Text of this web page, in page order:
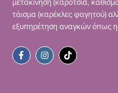
μετακίνηση (καρότσια,
τάισμα (καρέκλες φαγητού)
εξυπηρέτηση αναγκών όπως